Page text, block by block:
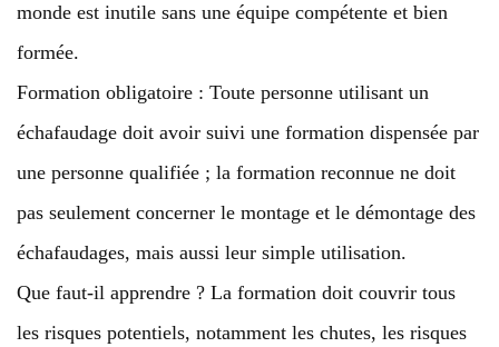
monde est inutile sans une équipe compétente et bien
formée.
Formation obligatoire : Toute personne utilisant un
échafaudage doit avoir suivi une formation dispensée par
une personne qualifiée ; la formation reconnue ne doit
pas seulement concerner le montage et le démontage des
échafaudages, mais aussi leur simple utilisation.
Que faut-il apprendre ? La formation doit couvrir tous
les risques potentiels, notamment les chutes, les risques